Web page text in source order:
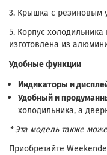
3. Крышка с резиновым
5. Корпус
изготовлена из
Удобные функции
Индикаторы и
Удобный и
холодильника, а
* Эта модель также
Приобретайте